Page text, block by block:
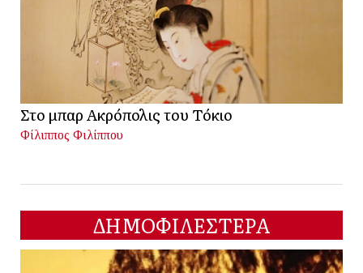
Στο μπαρ Ακρόπολις του Τόκιο
Φίλιππος Φιλίππου
ΔΗΜΟΦΙΛΕΣΤΕΡΑ